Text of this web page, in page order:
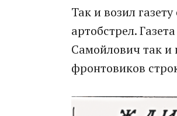
Так и возил
артобстрел.
Самойлович так и
фронтовиков